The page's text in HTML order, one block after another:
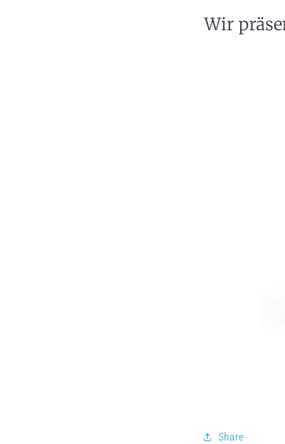
Wir
Share